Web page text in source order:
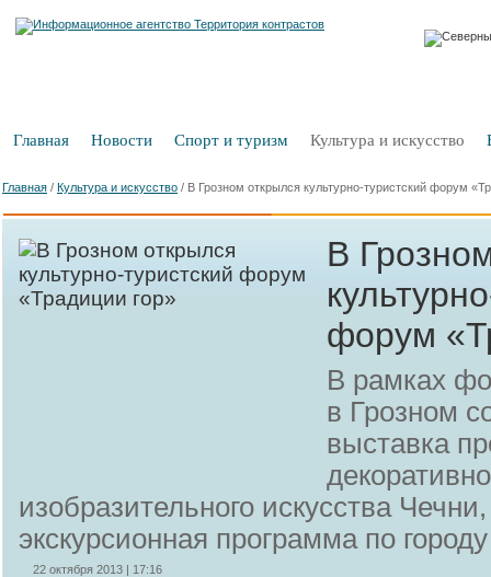
Главная Новости Спорт и туризм Культура и искусство
Главная / Культура и искусство / В Грозном открылся культурно-туристский форум
В
форум
В рамках
в Грозном
выставка
изобразительного искусства
экскурсионная программа по городу
22 октября 2013 | 17:16